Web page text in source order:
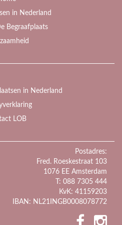
in Nederland
Begraafplaats
in Nederland
LOB
Postadres:
Fred. Roeskestraat 103
1076 EE Amsterdam
T: 088 7305 444
KvK: 41159203
IBAN: NL21INGB0008078772